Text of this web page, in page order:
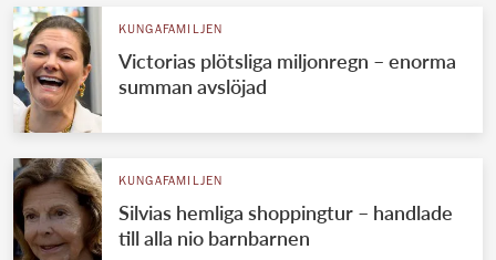
KUNGAFAMILJEN
Victorias plötsliga miljonregn – enorma
summan avslöjad
KUNGAFAMILJEN
Silvias hemliga shoppingtur – handlade
till alla nio barnbarnen